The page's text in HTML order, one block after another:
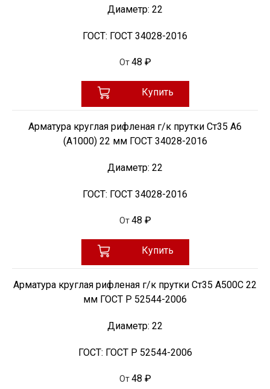
Диаметр: 22
ГОСТ: ГОСТ 34028-2016
От 48 ₽
Купить
Арматура круглая рифленая г/к прутки Ст35 А6
(А1000) 22 мм ГОСТ 34028-2016
Диаметр: 22
ГОСТ: ГОСТ 34028-2016
От 48 ₽
Купить
Арматура круглая рифленая г/к прутки Ст35 А500С 22
мм ГОСТ Р 52544-2006
Диаметр: 22
ГОСТ: ГОСТ Р 52544-2006
От 48 ₽